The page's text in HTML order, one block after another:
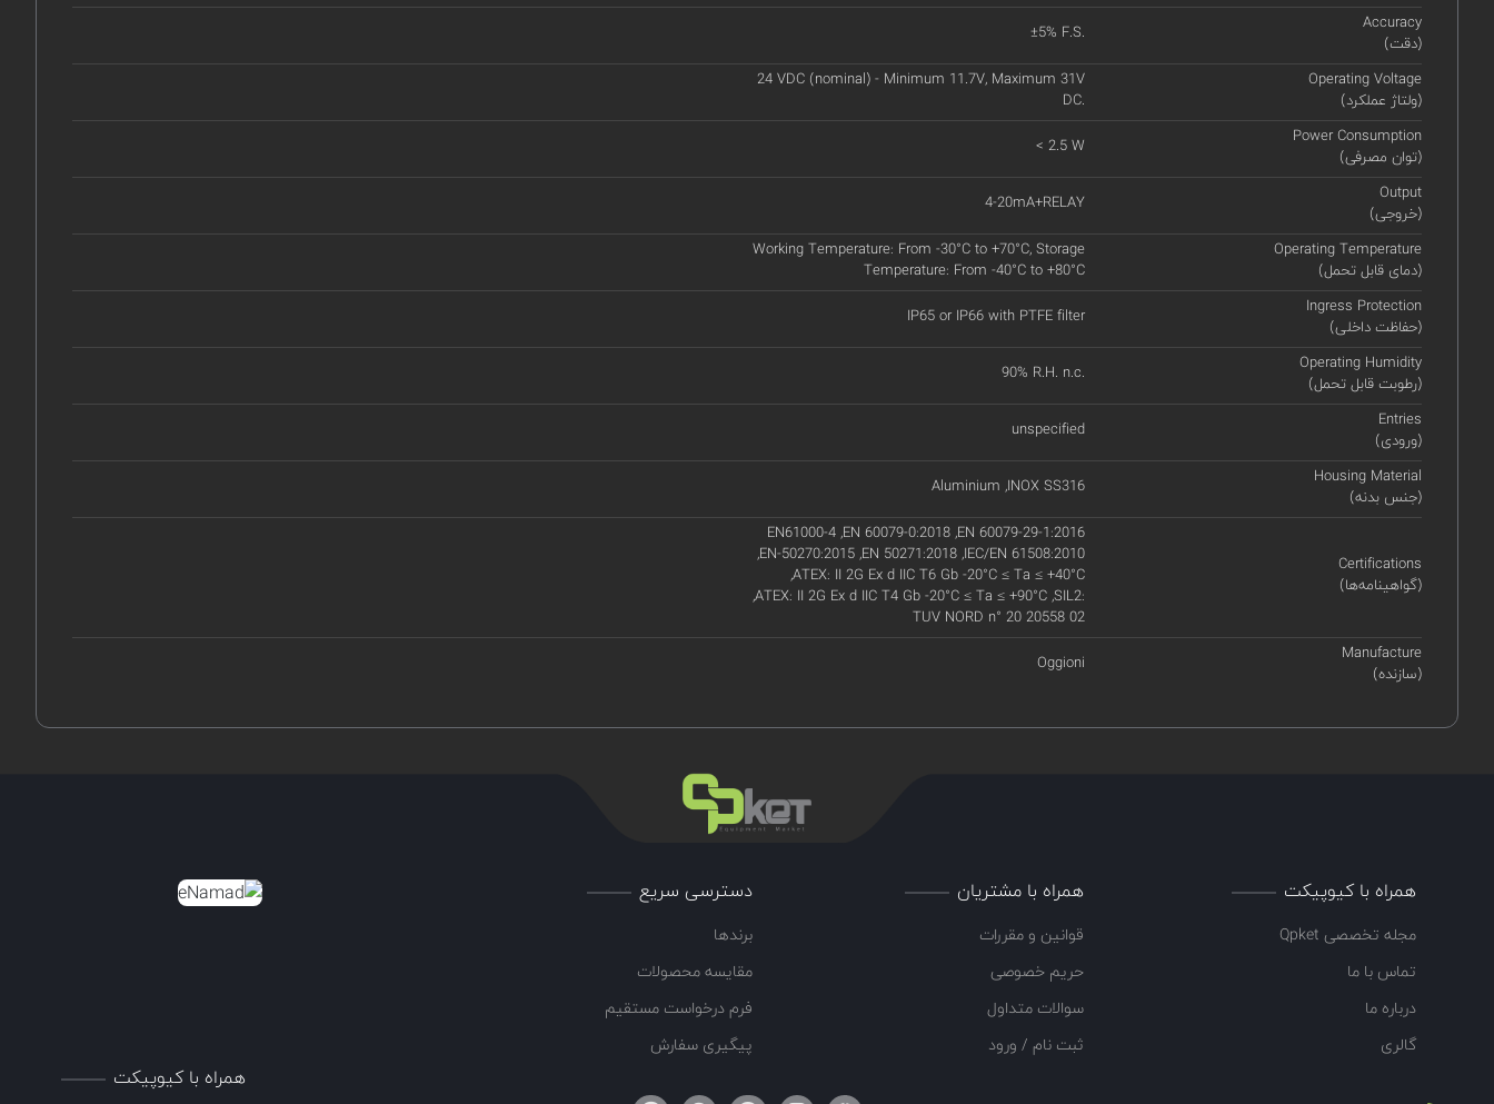
Accuracy
(دقت)
±5% F.S.
Operating Voltage
(ولتاژ عملکرد)
24 VDC (nominal) - Minimum 11.7V, Maximum 31V
DC.
Power Consumption
(توان مصرفی)
< 2.5 W
Output
(خروجی)
4-20mA+RELAY
Operating Temperature
(دمای قابل تحمل)
Working Temperature: From -30°C to +70°C, Storage
Temperature: From -40°C to +80°C
Ingress Protection
(حفاظت داخلی)
IP65 or IP66 with PTFE filter
Operating Humidity
(رطوبت قابل تحمل)
90% R.H. n.c.
Entries
(ورودی)
unspecified
Housing Material
(جنس بدنه)
Aluminium ,INOX SS316
Certifications
(گواهینامه‌ها)
EN61000-4 ,EN 60079-0:2018 ,EN 60079-29-1:2016
,EN-50270:2015 ,EN 50271:2018 ,IEC/EN 61508:2010
,ATEX: II 2G Ex d IIC T6 Gb -20°C ≤ Ta ≤ +40°C
,ATEX: II 2G Ex d IIC T4 Gb -20°C ≤ Ta ≤ +90°C ,SIL2:
TUV NORD n° 20 20558 02
Manufacture
(سازنده)
Oggioni
همراه با کیوپیکت
مجله تخصصی Qpket
تماس با ما
درباره ما
گالری
همراه با مشتریان
قوانین و مقررات
حریم خصوصی
سوالات متداول
ثبت نام / ورود
دسترسی سریع
برندها
مقایسه محصولات
فرم درخواست مستقیم
پیگیری سفارش
همراه با کیوپیکت